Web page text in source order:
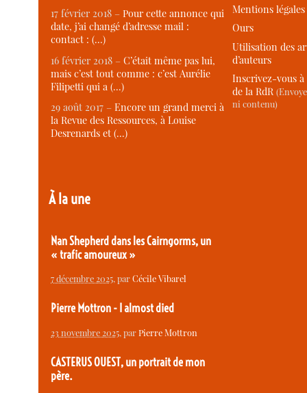
17 février 2018 –Pour cette annonce qui
date, j’ai changé d’adresse mail :
contact : (…)
16 février 2018 –C’était même pas lui,
mais c’est tout comme : c’est Aurélie
Filipetti qui a (…)
29 août 2017 –Encore un grand merci à
la Revue des Ressources, à Louise
Desrenards et (…)
À la une
Nan Shepherd dans les Cairngorms, un
« trafic amoureux »
7 décembre 2025, parCécile Vibarel
Pierre Mottron - I almost died
23 novembre 2025, parPierre Mottron
CASTERUS OUEST, un portrait de mon
père.
Mentions légales
Ours
Utilisation des
d’auteurs
Inscrivez-vous
de la RdR
ni contenu)